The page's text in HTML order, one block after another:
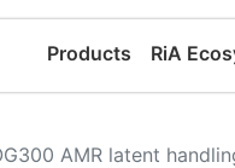
Products RiA
AMR latent